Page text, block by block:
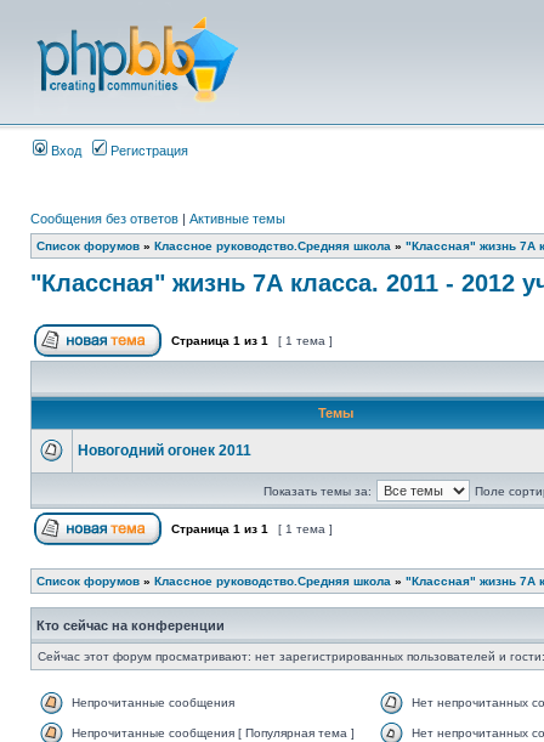
Вход Регистрация
Сообщения без ответов | Активные темы
Список форумов » Классное руководство.Средняя школа » "Классная" жизнь 7А
"Классная" жизнь 7А класса. 2011 - 2012
Страница 1 из 1 [ 1 тема ]
Темы
Новогодний огонек 2011
Показать темы за: Поле
Страница 1 из 1 [ 1 тема ]
Список форумов » Классное руководство.Средняя школа » "Классная" жизнь 7А
Кто сейчас на конференции
Сейчас этот форум просматривают: нет зарегистрированных пользователей и
Непрочитанные сообщения Нет непрочитанных
Непрочитанные сообщения [ Популярная тема ] Нет непрочитанных